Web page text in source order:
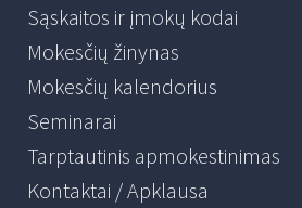
Sąskaitos ir įmokų kodai
Mokesčių žinynas
Mokesčių kalendorius
Seminarai
Tarptautinis apmokestinimas
Kontaktai / Apklausa